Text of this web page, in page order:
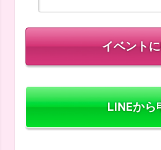
LINEから